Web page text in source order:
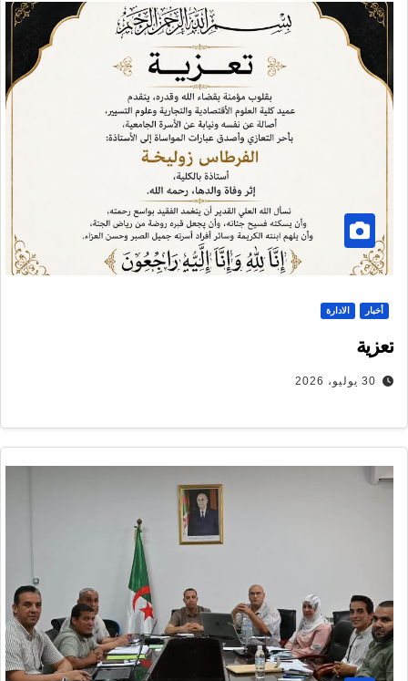
أخبار الادارة
تعزية
30 يوليو، 2026